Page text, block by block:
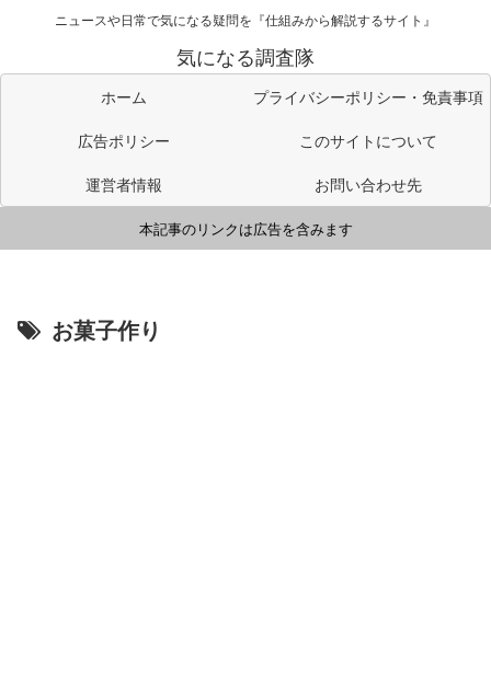
ニュースや日常で気になる疑問を『仕組みから解説するサイト』
気になる調査隊
ホーム
プライバシーポリシー・免責事項
広告ポリシー
このサイトについて
運営者情報
お問い合わせ先
本記事のリンクは広告を含みます
お菓子作り